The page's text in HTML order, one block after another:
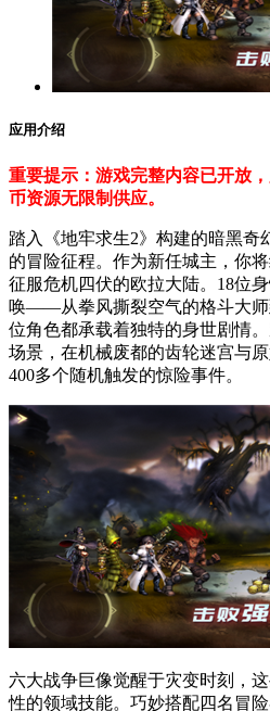
应用介绍
重要提示：游戏完整内容已开放
币资源无限制供应。
踏入《地牢求生2》构建的暗黑奇
的冒险征程。作为新任城主，你
征服危机四伏的欧拉大陆。18位
唤——从拳风撕裂空气的格斗大
位角色都承载着独特的身世剧情
场景，在机械废都的齿轮迷宫与
400多个随机触发的惊险事件。
六大战争巨像觉醒于灾变时刻，
性的领域技能。巧妙搭配四名冒